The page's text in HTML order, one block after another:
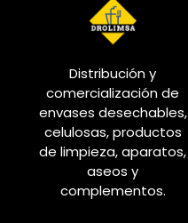
Distribución y
comercialización de
envases desechables,
celulosas, productos
de limpieza, aparatos,
aseos y
complementos.